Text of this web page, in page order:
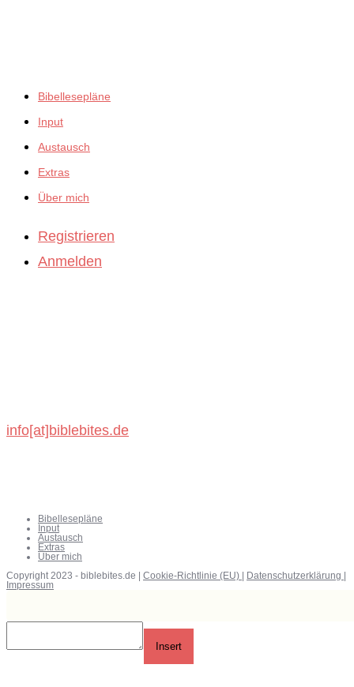
Bibellesepläne
Input
Austausch
Extras
Über mich
Registrieren
Anmelden
info[at]biblebites.de
Bibellesepläne
Input
Austausch
Extras
Über mich
Copyright 2023 - biblebites.de | Cookie-Richtlinie (EU) Datenschutzerklärung
Impressum
Insert